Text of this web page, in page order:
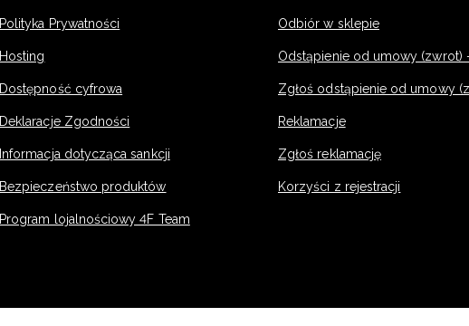
Polityka Prywatności
Hosting
Dostępność cyfrowa
Deklaracje Zgodności
Informacja dotycząca sankcji
Bezpieczeństwo produktów
Program lojalnościowy 4F Team
Odbiór w sklepie
Odstąpienie od umowy (zwrot)
Zgłoś odstąpienie od umowy
Reklamacje
Zgłoś reklamację
Korzyści z rejestracji